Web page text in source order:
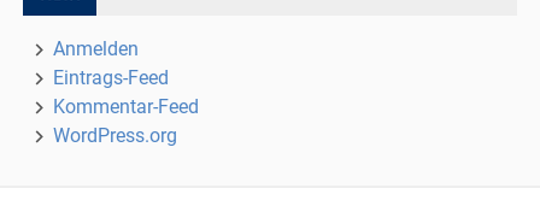
Anmelden
Eintrags-Feed
Kommentar-Feed
WordPress.org